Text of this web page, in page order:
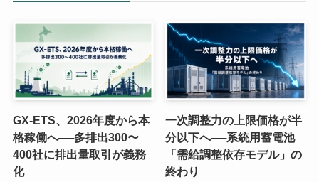
GX-ETS、2026年度から本
格稼働へ──多排出300〜
400社に排出量取引が義務
化
一次調整力の上限価格が半
分以下へ──系統用蓄電池
「需給調整依存モデル」の
終わり